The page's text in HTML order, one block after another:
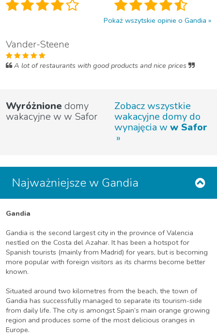
Pokaż wszytskie opinie o Gandia
Vander-Steene
A lot of restaurants with good products and nice prices
Wyróżnione domy
wakacyjne w w Safor
Zobacz wszystkie
wakacyjne domy do
wynajęcia w w Safor
Najważniejsze w Gandia
Gandia
Gandia is the second largest city in the province of Valencia
nestled on the Costa del Azahar. It has been a hotspot for
Spanish tourists (mainly from Madrid) for years, but is becoming
more popular with foreign visitors as its charms become better
known.
Situated around two kilometres from the beach, the town of
Gandia has successfully managed to separate its tourism-side
from daily life. The city is amongst Spain’s main orange growing
region and produces some of the most delicious oranges in
Europe.